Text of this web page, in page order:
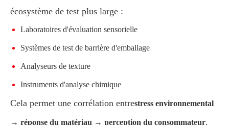
écosystème de test plus large :
Laboratoires d'évaluation sensorielle
Systèmes de test de barrière d'emballage
Analyseurs de texture
Instruments d'analyse chimique
Cela permet une corrélation entrestress environnemental
→ réponse du matériau → perception du consommateur.